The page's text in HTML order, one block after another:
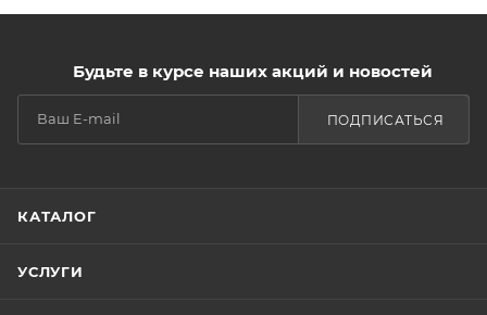
Будьте в курсе наших акций и новостей
ПОДПИСАТЬСЯ
КАТАЛОГ
УСЛУГИ